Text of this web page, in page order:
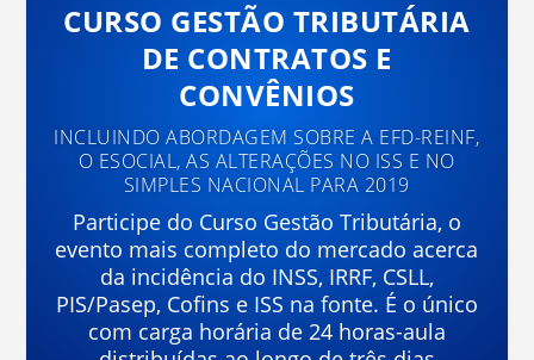
CURSO GESTÃO TRIBUTÁRIA
DE CONTRATOS E
CONVÊNIOS
INCLUINDO ABORDAGEM SOBRE A EFD-REINF,
O ESOCIAL, AS ALTERAÇÕES NO ISS E NO
SIMPLES NACIONAL PARA 2019
Participe do Curso Gestão Tributária, o
evento mais completo do mercado acerca
da incidência do INSS, IRRF, CSLL,
PIS/Pasep, Cofins e ISS na fonte. É o único
com carga horária de 24 horas-aula